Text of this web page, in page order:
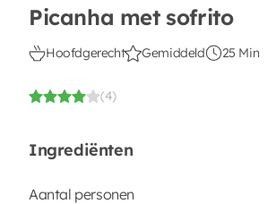
Picanha met sofrito
Hoofdgerecht Gemiddeld 25 Min
(4)
Ingrediënten
Aantal personen